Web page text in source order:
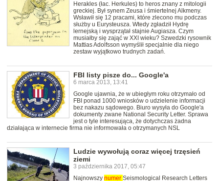
Herakles (łac. Herkules) to heros znany z mitologii
greckiej. Był synem Zeusa i śmiertelnej Alkmeny.
Wsławił się 12 pracami, które zlecono mu podczas
służby u Eurysteusza. Wtedy zgładził Hydrę
lernejską i wysprzątał stajnie Augiasza. Czym
musiałby się zająć w XXI wieku? Szwedzki rysownik
Mattias Adolfsson wymyślił specjalnie dla niego
zestaw wyjątkowo trudnych zadań.
FBI listy pisze do... Google'a
6 marca 2013, 13:41
Google ujawnia, że w ubiegłym roku otrzymało od
FBI ponad 1000 wniosków o udzielenie informacji
bez nakazu sądowego. Biuro wysyła do Google'a
dokumenty zwane National Security Letter. Sprawa
jest o tyle interesująca, że dotychczas żadna
działająca w internecie firma nie informowała o otrzymanych NSL
Ludzie wywołują coraz więcej trzęsień
ziemi
3 października 2017, 05:47
Najnowszy numer Seismological Research Letters